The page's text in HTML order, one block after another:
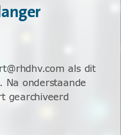
als dit
Na onderstaande
gearchiveerd